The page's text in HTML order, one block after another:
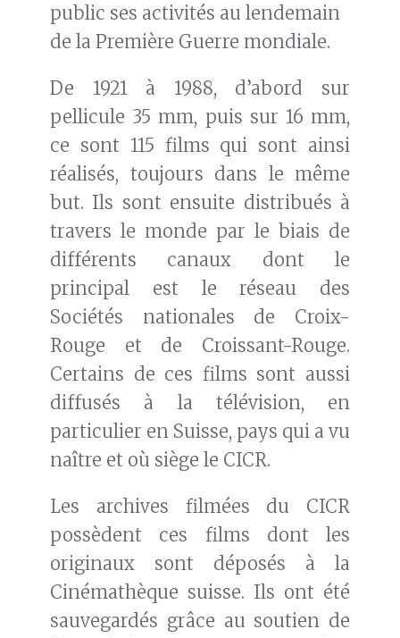
public ses activités au lendemain
de la Première Guerre mondiale.
De 1921 à 1988, d’abord sur
pellicule 35 mm, puis sur 16 mm,
ce sont 115 films qui sont ainsi
réalisés, toujours dans le même
but. Ils sont ensuite distribués à
travers le monde par le biais de
différents canaux dont le
principal est le réseau des
Sociétés nationales de Croix-
Rouge et de Croissant-Rouge.
Certains de ces films sont aussi
diffusés à la télévision, en
particulier en Suisse, pays qui a vu
naître et où siège le CICR.
Les archives filmées du CICR
possèdent ces films dont les
originaux sont déposés à la
Cinémathèque suisse. Ils ont été
sauvegardés grâce au soutien de